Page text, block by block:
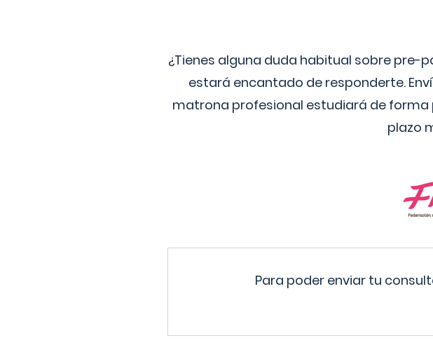
¿Tienes alguna duda habitual sobre
estará encantado de responderte.
matrona profesional estudiará de forma
plazo
Para poder enviar tu